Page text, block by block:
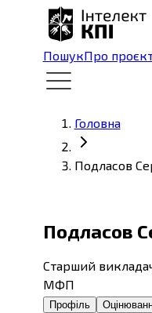
ПошукПро
Головна
Подласов
Подласов
Старший
МФП
Профіль